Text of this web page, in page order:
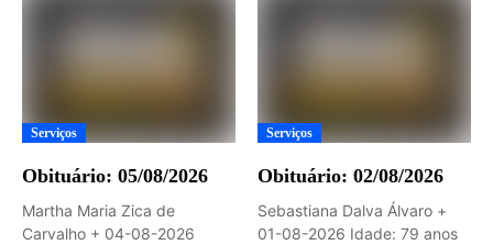
Serviços
Obituário: 05/08/2026
Martha Maria Zica de
Carvalho + 04-08-2026
Serviços
Obituário: 02/08/2026
Sebastiana Dalva Álvaro +
01-08-2026 Idade: 79 anos